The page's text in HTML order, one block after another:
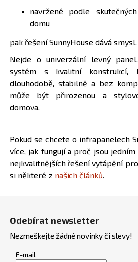
navržené podle
domu
pak řešení SunnyHouse dává smysl.
Nejde o univerzální levný
systém s kvalitní konstrukcí,
dlouhodobě, stabilně a bez
může být přirozenou a
domova.
Pokud se chcete o infrapanelech
více, jak fungují a proč jsou
nejkvalitnějších řešení vytápění
si některé z našich článků.
Odebírat newsletter
Nezmeškejte žádné novinky či slevy!
E-mail